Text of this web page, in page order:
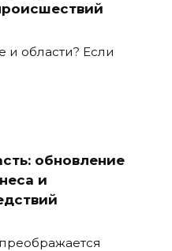
и области? Если
обновление
и